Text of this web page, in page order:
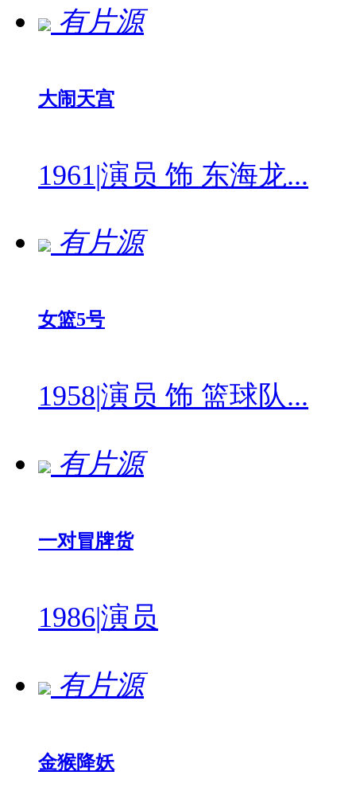
有片源
大闹天宫
1961|演员 饰 东海龙...
有片源
女篮5号
1958|演员 饰 篮球队...
有片源
一对冒牌货
1986|演员
有片源
金猴降妖